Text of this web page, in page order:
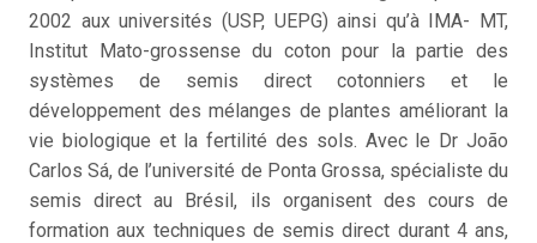
2002 aux universités (USP, UEPG) ainsi qu’à IMA- MT,
Institut Mato-grossense du coton pour la partie des
systèmes de semis direct cotonniers et le
développement des mélanges de plantes améliorant la
vie biologique et la fertilité des sols. Avec le Dr João
Carlos Sá, de l’université de Ponta Grossa, spécialiste du
semis direct au Brésil, ils organisent des cours de
formation aux techniques de semis direct durant 4 ans,